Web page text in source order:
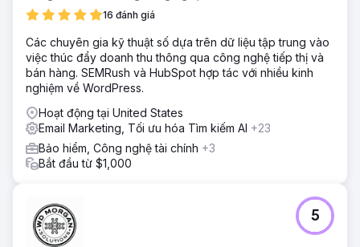
mẫu email được quy cho SEO tự nhiên. Với tỷ lệ chuyển
đổi từ khách hàng tiềm năng thành doanh số là 13%,
những khách hàng tiềm năng tự nhiên này đã tác động
đến doanh số khoảng 1,2 triệu R, chứng minh tác động
kinh doanh đáng kể của khả năng hiển thị tìm kiếm được
cải thiện và nội dung được nhắm mục tiêu.
Chuyển đến trang agency
16 đánh giá
Các chuyên gia kỹ thuật số dựa trên dữ liệu tập trung vào
việc thúc đẩy doanh thu thông qua công nghệ tiếp thị và
bán hàng. SEMRush và HubSpot hợp tác với nhiều kinh
nghiệm về WordPress.
Hoạt động tại United States
Email Marketing, Tối ưu hóa Tìm kiếm AI +23
Bảo hiểm, Công nghệ tài chính +3
Bắt đầu từ $1,000
5